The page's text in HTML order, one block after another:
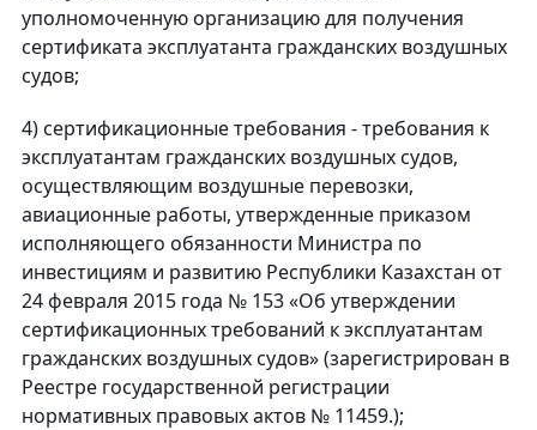
уполномоченную организацию для получения
сертификата эксплуатанта гражданских воздушных
судов;
4) сертификационные требования - требования к
эксплуатантам гражданских воздушных судов,
осуществляющим воздушные перевозки,
авиационные работы, утвержденные приказом
исполняющего обязанности Министра по
инвестициям и развитию Республики Казахстан от
24 февраля 2015 года № 153 «Об утверждении
сертификационных требований к эксплуатантам
гражданских воздушных судов» (зарегистрирован в
Реестре государственной регистрации
нормативных правовых актов № 11459.);